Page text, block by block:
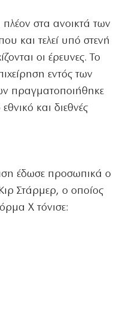
πλέον στα ανοικτά των
και τελεί υπό στενή
οι έρευνες. Το
εντός των
πραγματοποιήθηκε
και διεθνές
έδωσε προσωπικά ο
Στάρμερ, ο οποίος
X τόνισε: